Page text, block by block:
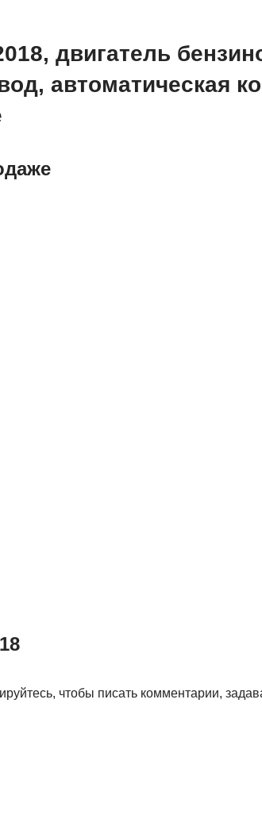
двигатель
автоматическая
чтобы писать комментарии,